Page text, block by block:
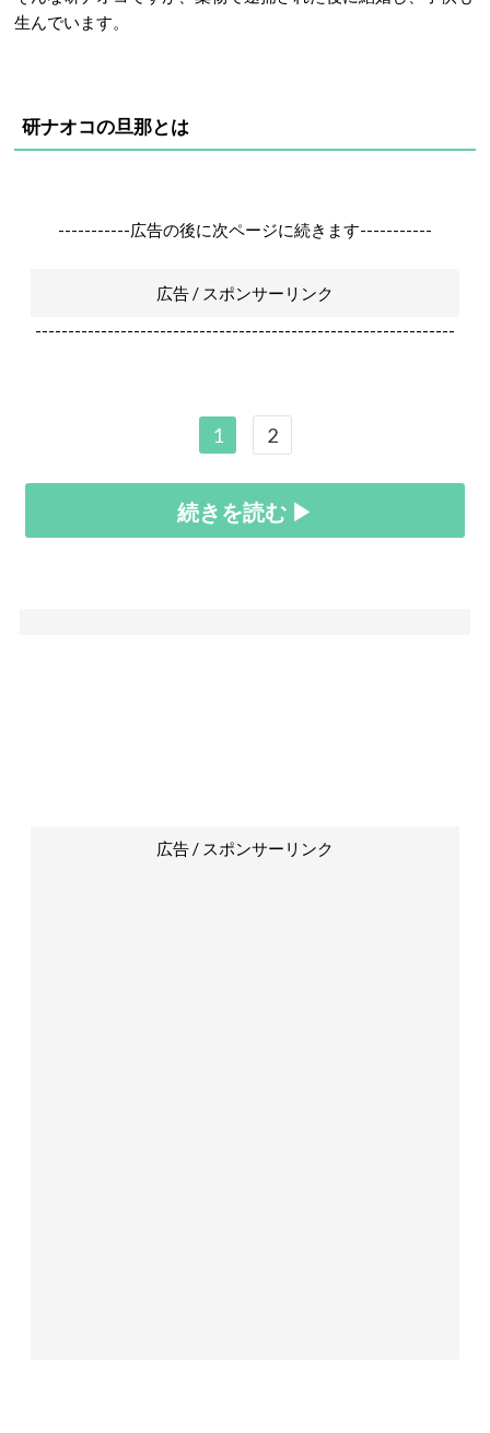
生んでいます。
研ナオコの旦那とは
-----------広告の後に次ページに続きます-----------
広告 / スポンサーリンク
----------------------------------------------------------------
1 2
続きを読む ▶
広告 / スポンサーリンク